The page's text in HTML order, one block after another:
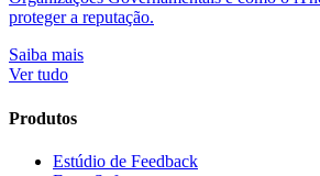
proteger a reputação.
Saiba mais
Ver tudo
Produtos
Estúdio de Feedback